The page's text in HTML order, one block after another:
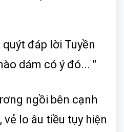
đáp lời Tuyền
dám có ý đó... "
ngồi bên cạnh
lo âu tiều tụy hiện